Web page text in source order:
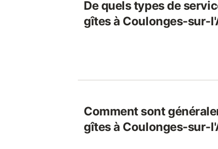
De quels types de
gîtes à Coulonges-sur-
Comment sont
gîtes à Coulonges-sur-